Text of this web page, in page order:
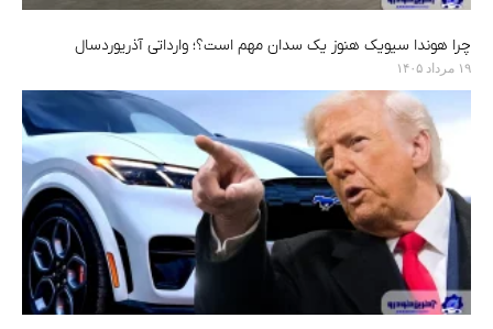
چرا هوندا سیویک هنوز یک سدان مهم است؟؛ وارداتی آذریوردسال
۱۹ مرداد ۱۴۰۵